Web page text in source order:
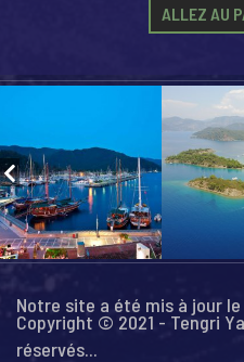
ALLEZ AU
Notre site a été mis à jour le
Copyright © 2021 - Tengri
réservés...